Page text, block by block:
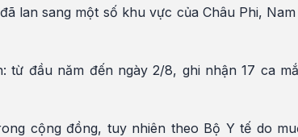
lan sang một số khu vực của Châu Phi,
từ đầu năm đến ngày 2/8, ghi nhận 17 ca
cộng đồng, tuy nhiên theo Bộ Y tế do